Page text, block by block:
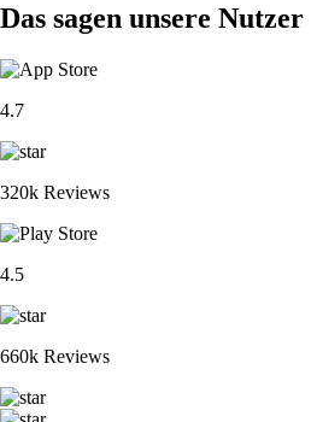
Das sagen unsere Nutzer
4.7
320k Reviews
4.5
660k Reviews